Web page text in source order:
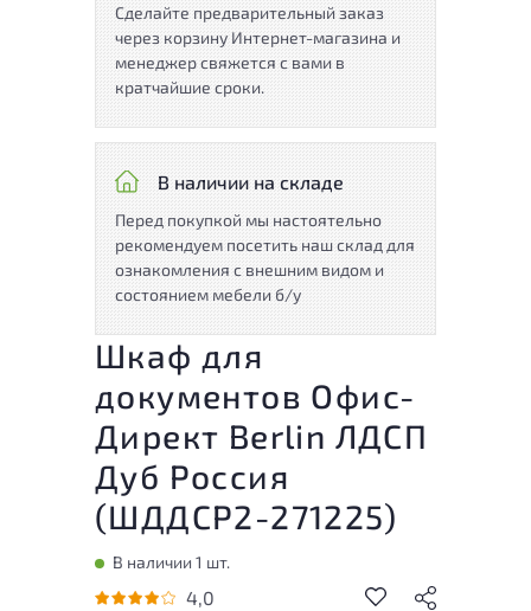
Сделайте предварительный заказ
через корзину Интернет-магазина и
менеджер свяжется с вами в
кратчайшие сроки.
В наличии на складе
Перед покупкой мы настоятельно
рекомендуем посетить наш склад для
ознакомления с внешним видом и
состоянием мебели б/у
Шкаф для
документов Офис-
Директ Berlin ЛДСП
Дуб Россия
(ШДДСР2-271225)
В наличии 1 шт.
4,0